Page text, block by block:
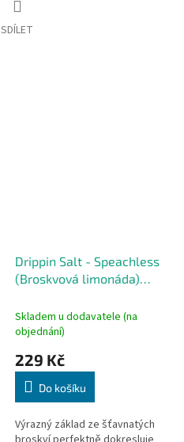
SDÍLET
Drippin Salt - Speachless
(Broskvová limonáda)
Skladem u dodavatele (na
objednání)
229 Kč
Do košíku
Výrazný základ ze šťavnatých